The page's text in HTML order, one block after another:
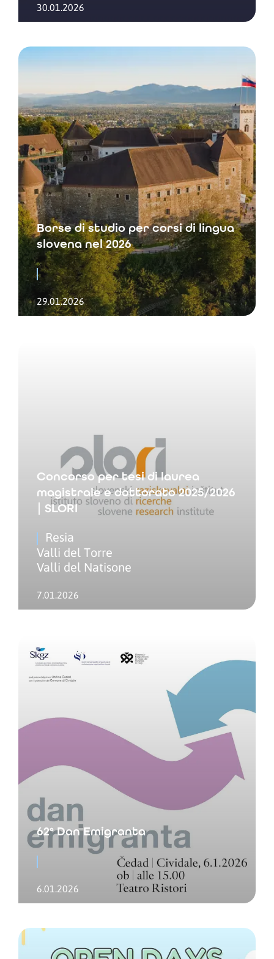
30.01.2026
Borse di studio per corsi di lingua
slovena nel 2026
29.01.2026
Concorso per tesi di laurea
magistrale e dottorato 2025/2026
| SLORI
Resia
Valli del Torre
Valli del Natisone
7.01.2026
62° Dan Emigranta
6.01.2026